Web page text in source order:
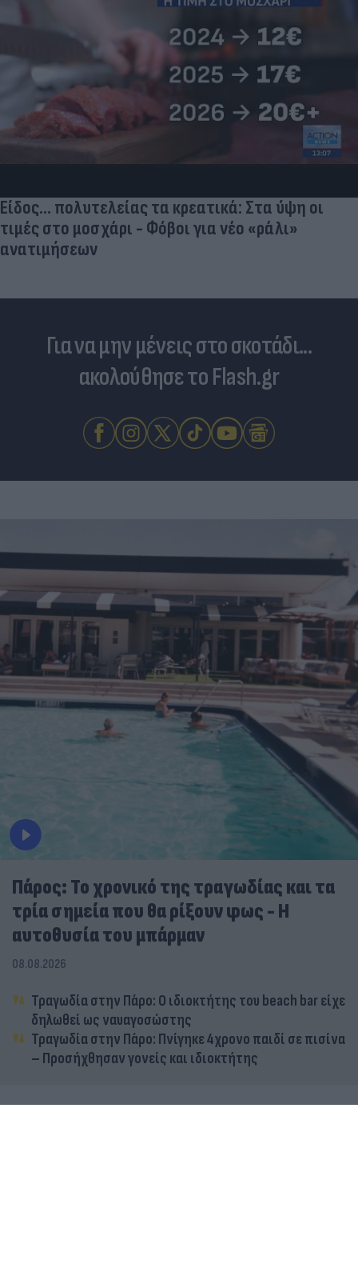
Είδος... πολυτελείας τα κρεατικά: Στα ύψη οι
τιμές στο μοσχάρι - Φόβοι για νέο «ράλι»
ανατιμήσεων
Για να μην μένεις στο σκοτάδι...
ακολούθησε το Flash.gr
Πάρος: Το χρονικό της τραγωδίας και τα
τρία σημεία που θα ρίξουν φως - Η
αυτοθυσία του μπάρμαν
08.08.2026
Τραγωδία στην Πάρο: Ο ιδιοκτήτης του beach bar είχε
δηλωθεί ως ναυαγοσώστης
Τραγωδία στην Πάρο: Πνίγηκε 4χρονο παιδί σε πισίνα
– Προσήχθησαν γονείς και ιδιοκτήτης